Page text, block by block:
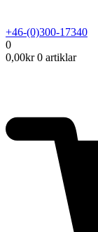
+46-(0)300-17340
0
0,00kr 0 artiklar